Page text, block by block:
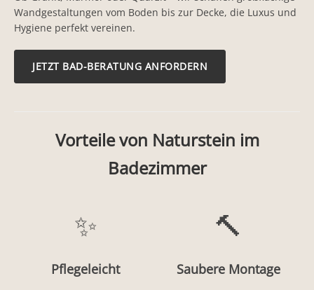
Wandgestaltungen vom Boden bis zur Decke, die Luxus und
Hygiene perfekt vereinen.
JETZT BAD-BERATUNG ANFORDERN
Vorteile von Naturstein im
Badezimmer
✨
Pflegeleicht
🔨
Saubere Montage